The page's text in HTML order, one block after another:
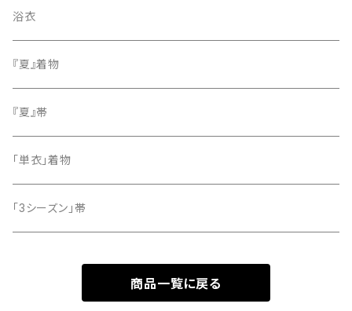
色無地
小紋
留袖
名古屋帯
浴衣
『夏』着物
『夏』帯
「単衣」着物
「3シーズン」帯
商品一覧に戻る